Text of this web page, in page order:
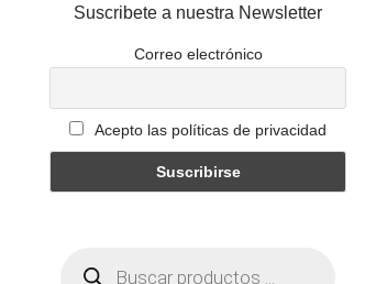
Suscribete a nuestra Newsletter
Correo electrónico
Acepto las políticas de privacidad